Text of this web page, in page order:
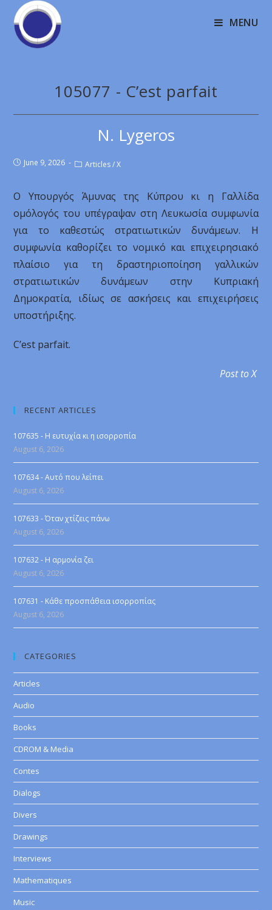
MENU
105077 - C’est parfait
N. Lygeros
June 9, 2026 Articles / X
Ο Υπουργός Άμυνας της Κύπρου κι η Γαλλίδα
ομόλογός του υπέγραψαν στη Λευκωσία συμφωνία
για το καθεστώς στρατιωτικών δυνάμεων. Η
συμφωνία καθορίζει το νομικό και επιχειρησιακό
πλαίσιο για τη δραστηριοποίηση γαλλικών
στρατιωτικών δυνάμεων στην Κυπριακή
Δημοκρατία, ιδίως σε ασκήσεις και επιχειρήσεις
υποστήριξης.
C’est parfait.
Post to X
RECENT ARTICLES
107635 - Η ευτυχία κι η ισορροπία
August 6, 2026
107634 - Αυτό που λείπει
August 6, 2026
107633 - Όταν χτίζεις πάνω
August 6, 2026
107632 - Η αρμονία ζει
August 6, 2026
107631 - Κάθε προσπάθεια ισορροπίας
August 6, 2026
CATEGORIES
Articles
Audio
Books
CDROM & Media
Contes
Dialogs
Divers
Drawings
Interviews
Mathematiques
Music